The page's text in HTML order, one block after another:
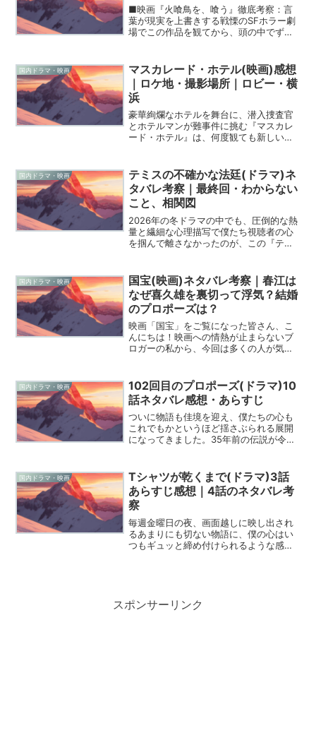
■映画『火喰鳥を、喰う』徹底考察：言
葉が現実を上書きする戦慄のSFホラー劇
場でこの作品を観てから、頭の中でずっ
んじゃないでしょうか。ホラー？ ミステ
リー？ SF？どのジ...
国内ドラマ・映画
マスカレード・ホテル(映画)感想
｜ロケ地・撮影場所｜ロビー・横
浜
豪華絢爛なホテルを舞台に、潜入捜査官
とホテルマンが難事件に挑む『マスカレ
ード・ホテル』は、何度観ても新しい発
ある東野圭吾さんの作家生活25周年を記
念して執筆されたこのミ...
国内ドラマ・映画
テミスの不確かな法廷(ドラマ)ネ
タバレ考察｜最終回・わからない
こと、相関図
2026年の冬ドラマの中でも、圧倒的な熱
量と繊細な心理描写で僕たち視聴者の心
を掴んで離さなかったのが、この『テミ
がら、法という絶対的な物差しで「正
義」の在り方を問い続ける...
国内ドラマ・映画
国宝(映画)ネタバレ考察｜春江は
なぜ喜久雄を裏切って浮気？結婚
のプロポーズは？
映画「国宝」をご覧になった皆さん、こ
んにちは！映画への情熱が止まらないブ
ロガーの私から、今回は多くの人が気に
してみたいと思います。映画を観た方の
中には、「なぜ春江は喜久...
国内ドラマ・映画
102回目のプロポーズ(ドラマ)10
話ネタバレ感想・あらすじ
ついに物語も佳境を迎え、僕たちの心も
これでもかというほど揺さぶられる展開
になってきました。35年前の伝説が令和
ものがあります。102回目のプロポーズ
(ドラマ)10話まで...
国内ドラマ・映画
Tシャツが乾くまで(ドラマ)3話
あらすじ感想｜4話のネタバレ考
察
毎週金曜日の夜、画面越しに映し出され
るあまりにも切ない物語に、僕の心はい
つもギュッと締め付けられるような感覚
スポンサーリンク